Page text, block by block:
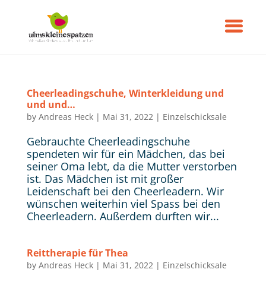
Cheerleadingschuhe, Winterkleidung und
und und…
by Andreas Heck| Mai 31, 2022| Einzelschicksale
Gebrauchte Cheerleadingschuhe
spendeten wir für ein Mädchen, das bei
seiner Oma lebt, da die Mutter verstorben
ist. Das Mädchen ist mit großer
Leidenschaft bei den Cheerleadern. Wir
wünschen weiterhin viel Spass bei den
Cheerleadern. Außerdem durften wir...
Reittherapie für Thea
by Andreas Heck| Mai 31, 2022| Einzelschicksale